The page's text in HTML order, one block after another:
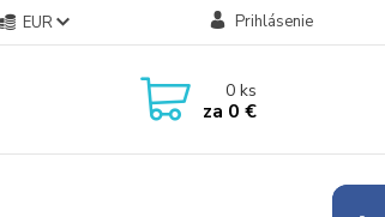
EUR Prihlásenie
0ks
za 0 €